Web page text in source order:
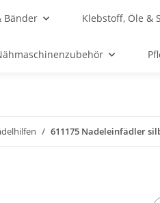
Bänder Klebstoff, Öle &
611175 Nadeleinfädler